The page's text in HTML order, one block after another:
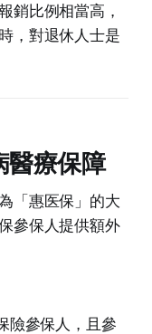
銷比例相當高，
，對退休人士是
醫療保障
「惠医保」的大
參保人提供額外
險參保人，且參